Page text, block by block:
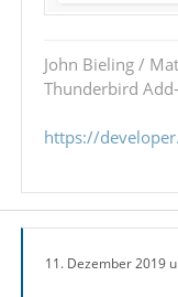
John Bieling /
Thunderbird
https://
11. Dezember 2019